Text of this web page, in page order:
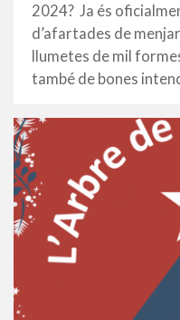
2024? Ja és
d’afartades de
llumetes de mil
també de bones